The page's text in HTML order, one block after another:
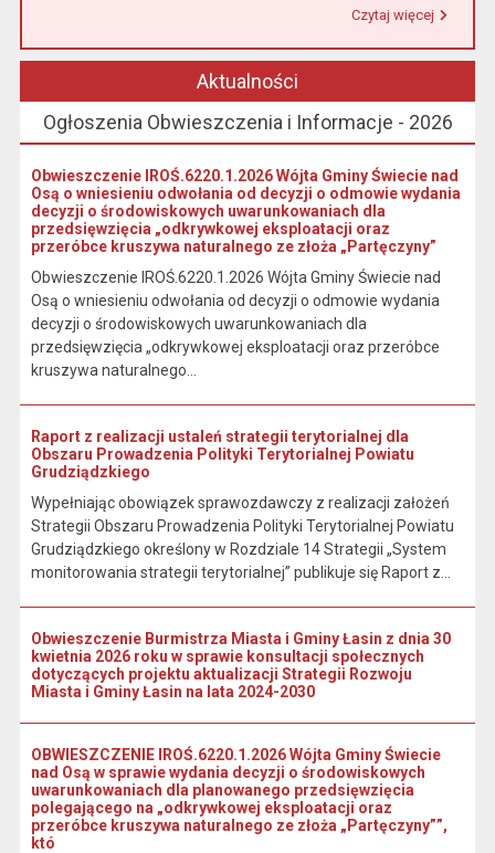
Czytaj więcej
Aktualności
Ogłoszenia Obwieszczenia i Informacje - 2026
Obwieszczenie IROŚ.6220.1.2026 Wójta Gminy Świecie nad
Osą o wniesieniu odwołania od decyzji o odmowie wydania
decyzji o środowiskowych uwarunkowaniach dla
przedsięwzięcia „odkrywkowej eksploatacji oraz
przeróbce kruszywa naturalnego ze złoża „Partęczyny”
Obwieszczenie IROŚ.6220.1.2026 Wójta Gminy Świecie nad
Osą o wniesieniu odwołania od decyzji o odmowie wydania
decyzji o środowiskowych uwarunkowaniach dla
przedsięwzięcia „odkrywkowej eksploatacji oraz przeróbce
kruszywa naturalnego...
Raport z realizacji ustaleń strategii terytorialnej dla
Obszaru Prowadzenia Polityki Terytorialnej Powiatu
Grudziądzkiego
Wypełniając obowiązek sprawozdawczy z realizacji założeń
Strategii Obszaru Prowadzenia Polityki Terytorialnej Powiatu
Grudziądzkiego określony w Rozdziale 14 Strategii „System
monitorowania strategii terytorialnej” publikuje się Raport z...
Obwieszczenie Burmistrza Miasta i Gminy Łasin z dnia 30
kwietnia 2026 roku w sprawie konsultacji społecznych
dotyczących projektu aktualizacji Strategii Rozwoju
Miasta i Gminy Łasin na lata 2024-2030
OBWIESZCZENIE IROŚ.6220.1.2026 Wójta Gminy Świecie
nad Osą w sprawie wydania decyzji o środowiskowych
uwarunkowaniach dla planowanego przedsięwzięcia
polegającego na „odkrywkowej eksploatacji oraz
przeróbce kruszywa naturalnego ze złoża „Partęczyny””,
któ